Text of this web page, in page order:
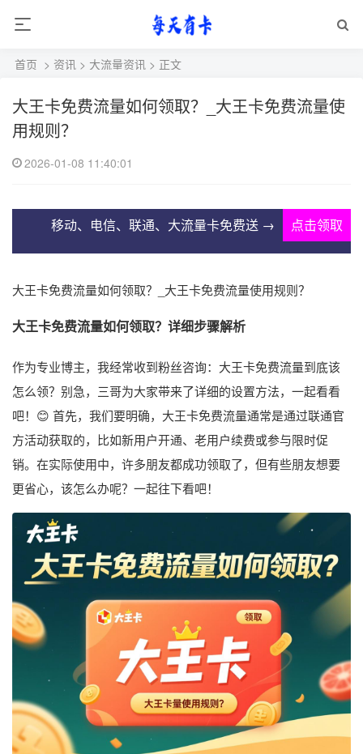
首页 > 资讯 > 大流量资讯 > 正文
大王卡免费流量如何领取？_大王卡免费流量使
用规则？
2026-01-08 11:40:01
移动、电信、联通、大流量卡免费送 → 点击领取
大王卡免费流量如何领取？_大王卡免费流量使用规则？
大王卡免费流量如何领取？详细步骤解析
作为专业博主，我经常收到粉丝咨询：大王卡免费流量到底该
怎么领？别急，三哥为大家带来了详细的设置方法，一起看看
吧！😊 首先，我们要明确，大王卡免费流量通常是通过联通官
方活动获取的，比如新用户开通、老用户续费或参与限时促
销。在实际使用中，许多朋友都成功领取了，但有些朋友想要
更省心，该怎么办呢？一起往下看吧！